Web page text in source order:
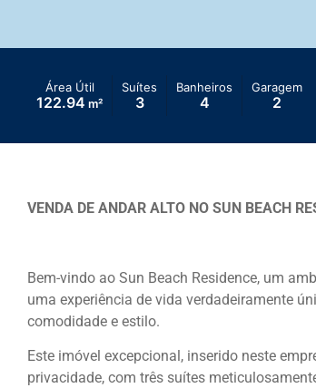
Área Útil
122.94 m²
Suítes
3
Banheiros
4
Garagem
2
VENDA DE ANDAR ALTO NO SUN BEACH
Bem-vindo ao Sun Beach Residence, um
uma experiência de vida verdadeiramente
comodidade e estilo.
Este imóvel excepcional, inserido neste
privacidade, com três suítes